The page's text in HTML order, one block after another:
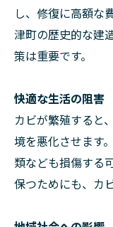
し、修復に高額な
津町の歴史的な建
策は重要です。
快適な生活の阻害
カビが繁殖すると
境を悪化させます
類なども損傷する
保つためにも、カ